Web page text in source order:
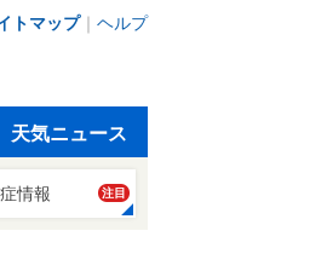
トマップ｜ ヘルプ
天気ニュース
情報 注目